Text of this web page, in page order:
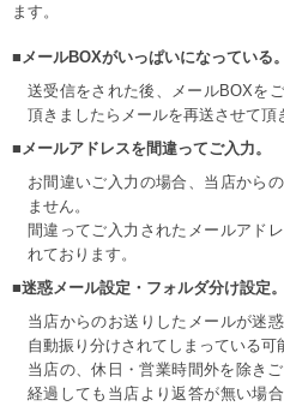
ます。
■メールBOXがいっぱいになっている。
送受信をされた後、メールBOXを
頂きましたらメールを再送させて頂
■メールアドレスを間違ってご入力。
お間違いご入力の場合、当店から
ません。
間違ってご入力されたメールアド
れております。
■迷惑メール設定・フォルダ分け設定。
当店からのお送りしたメールが迷
自動振り分けされてしまっている可
当店の、休日・営業時間外を除き
経過しても当店より返答が無い場